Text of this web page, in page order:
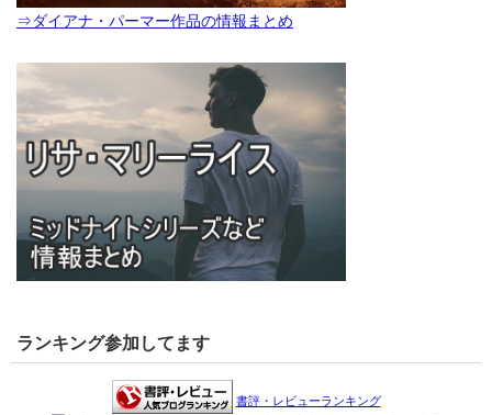
⇒ダイアナ・パーマー作品の情報まとめ
ランキング参加してます
書評・レビューランキング